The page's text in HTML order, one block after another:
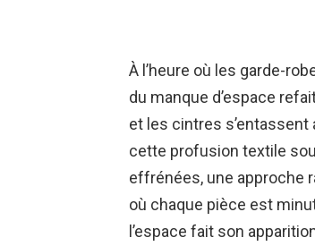
À l’heure où les garde-
du manque d’espace
et les cintres s’entassent
cette profusion textile
effrénées, une approche
où chaque pièce est
l’espace fait son